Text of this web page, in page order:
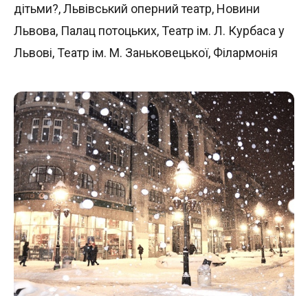
дітьми?,Львівський оперний театр, Новини
Львова, Палац потоцьких,Театр ім. Л. Курбаса у
Львові,Театр ім. М. Заньковецької, Філармонія